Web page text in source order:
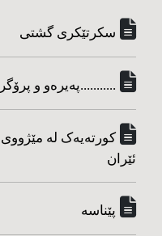
سکرتێکری گشتی
...........په‌یره‌و و
کورته‌یه‌ک له
ئێران
پێناسه‌